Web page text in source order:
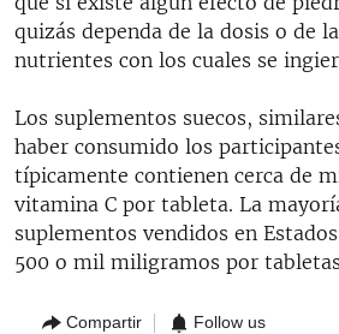
quizás dependa de la dosis o de
nutrientes con los cuales se
Los suplementos suecos,
haber consumido los
típicamente contienen cerca de
vitamina C por tableta. La
suplementos vendidos en
500 o mil miligramos por
Compartir Follow us